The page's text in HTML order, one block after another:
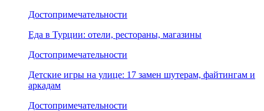
Достопримечательности
Еда в Турции: отели, рестораны, магазины
Достопримечательности
Детские игры на улице: 17 замен шутерам, файтингам и
аркадам
Достопримечательности